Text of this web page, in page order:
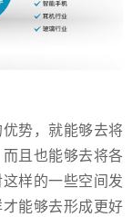
势，就能够去将
且也能够去将各
样的一些空间发
能够去形成更好